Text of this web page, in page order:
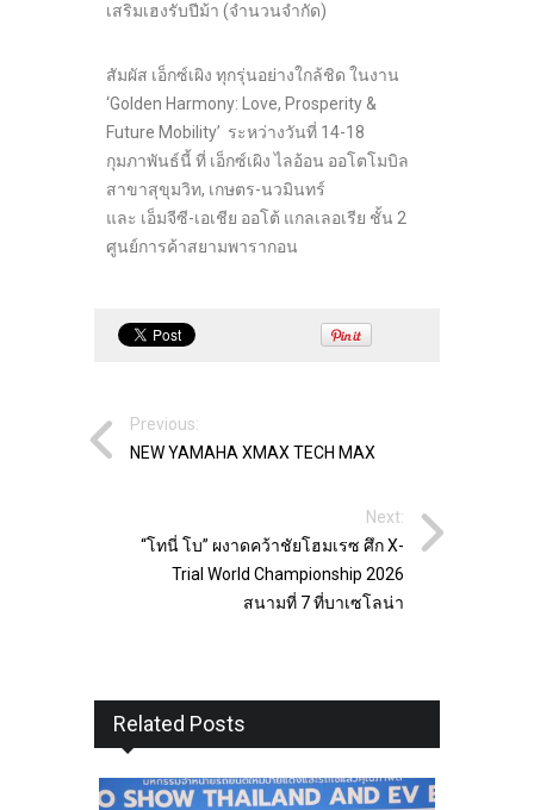
เสริมเฮงรับปีม้า (จำนวนจำกัด)
สัมผัส เอ็กซ์เผิง ทุกรุ่นอย่างใกล้ชิด ในงาน
‘Golden Harmony: Love, Prosperity &
Future Mobility’ ระหว่างวันที่ 14-18
กุมภาพันธ์นี้ ที่ เอ็กซ์เผิง ไลอ้อน ออโตโมบิล
สาขาสุขุมวิท, เกษตร-นวมินทร์
และ เอ็มจีซี-เอเชีย ออโต้ แกลเลอเรีย ชั้น 2
ศูนย์การค้าสยามพารากอน
Previous:
NEW YAMAHA XMAX TECH MAX
Next:
“โทนี่ โบ” ผงาดคว้าชัยโฮมเรซ ศึก X-
Trial World Championship 2026
สนามที่ 7 ที่บาเซโลน่า
Related Posts